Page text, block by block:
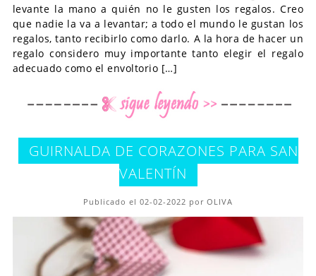
levante la mano a quién no le gusten los regalos. Creo
que nadie la va a levantar; a todo el mundo le gustan los
regalos, tanto recibirlo como darlo. A la hora de hacer un
regalo considero muy importante tanto elegir el regalo
adecuado como el envoltorio […]
GUIRNALDA DE CORAZONES PARA SAN
VALENTÍN
Publicado el 02-02-2022 por OLIVA